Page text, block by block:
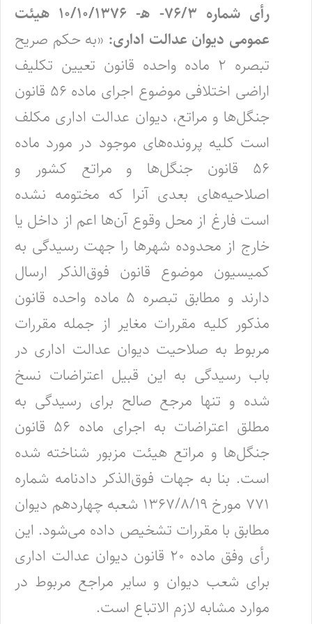
رأی شماره ۷۶/۳- ھ- ۱۰/۱۰/۱۳۷۶ هیئت
عمومی دیوان عدالت اداری: «به حکم صریح
تبصره ۲ ماده واحده قانون تعیین تکلیف
اراضی اختلافی موضوع اجرای ماده ۵۶ قانون
جنگل‌ها و مراتع، دیوان عدالت اداری مکلف
است کلیه پرونده‌های موجود در مورد ماده
۵۶ قانون جنگل‌ها و مراتع کشور و
اصلاحیه‌های بعدی آنرا که مختومه نشده
است فارغ از محل وقوع آن‌ها اعم از داخل یا
خارج از محدوده شهرها را جهت رسیدگی به
کمیسیون موضوع قانون فوق‌الذکر ارسال
دارند و مطابق تبصره ۵ ماده واحده قانون
مذکور کلیه مقررات مغایر از جمله مقررات
مربوط به صلاحیت دیوان عدالت اداری در
باب رسیدگی به این قبیل اعتراضات نسخ
شده و تنها مرجع صالح برای رسیدگی به
مطلق اعتراضات به اجرای ماده ۵۶ قانون
جنگل‌ها و مراتع هیئت مزبور شناخته شده
است. بنا به جهات فوق‌الذکر دادنامه شماره
۷۷۱ مورخ ۱۳۶۷/۸/۱۹ شعبه چهاردهم دیوان
مطابق با مقررات تشخیص داده می‌شود. این
رأی وفق ماده ۲۰ قانون دیوان عدالت اداری
برای شعب دیوان و سایر مراجع مربوط در
موارد مشابه لازم الاتباع است.